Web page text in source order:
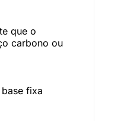
que o
carbono ou
fixa